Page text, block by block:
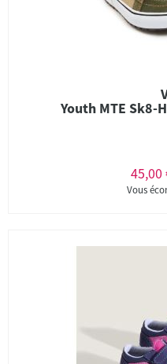
Youth MTE Sk8-
45,00
Vous